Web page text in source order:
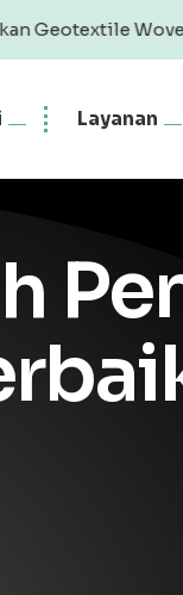
& Non
Layanan